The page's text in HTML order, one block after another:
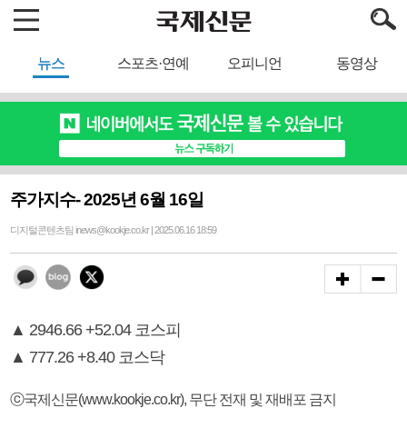
뉴스 스포츠·연예 오피니언 동영상
주가지수- 2025년 6월 16일
디지털콘텐츠팀 inews@kookje.co.kr | 2025.06.16 18:59
▲ 2946.66 +52.04 코스피
▲ 777.26 +8.40 코스닥
ⓒ국제신문(www.kookje.co.kr), 무단 전재 및 재배포 금지